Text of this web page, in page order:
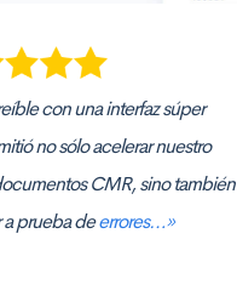
con una interfaz súper
no sólo acelerar nuestro
CMR, sino también
a prueba deerrores…»